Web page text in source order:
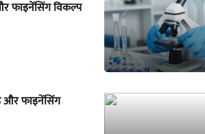
फाइनेंसिंग विकल्प
और फाइनेंसिंग